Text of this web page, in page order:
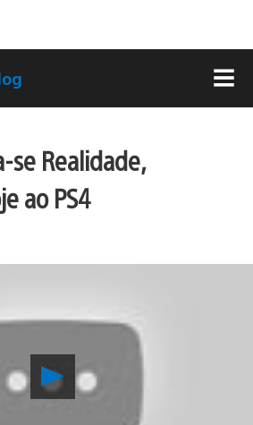
se Realidade,
ao PS4
Reproduzir
Dreams
Torna-